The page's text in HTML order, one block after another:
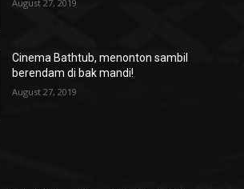
August 27, 2019
Cinema Bathtub, menonton sambil
berendam di bak mandi!
August 27, 2019